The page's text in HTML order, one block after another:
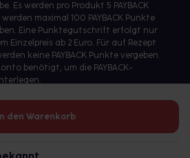
In den Warenkorb
Es werden pro Produkt 5 PAYBACK
maximal 100 PAYBACK Punkte
Eine Punktegutschrift erfolgt nur
Einzelpreis ab 2 Euro. Für auf Rezept
keine PAYBACK Punkte vergeben.
benötigt, um die PAYBACK-
verantwortlich: gesund.de GmbH &